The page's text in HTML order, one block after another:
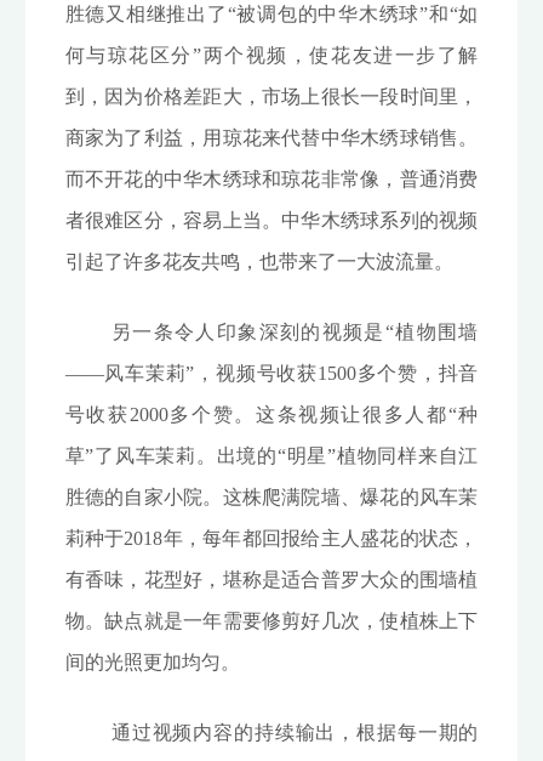
胜德又相继推出了“被调包的中华木绣球”和“如
何与琼花区分”两个视频，使花友进一步了解
到，因为价格差距大，市场上很长一段时间里，
商家为了利益，用琼花来代替中华木绣球销售。
而不开花的中华木绣球和琼花非常像，普通消费
者很难区分，容易上当。中华木绣球系列的视频
引起了许多花友共鸣，也带来了一大波流量。
另一条令人印象深刻的视频是“植物围墙
——风车茉莉”，视频号收获1500多个赞，抖音
号收获2000多个赞。这条视频让很多人都“种
草”了风车茉莉。出境的“明星”植物同样来自江
胜德的自家小院。这株爬满院墙、爆花的风车茉
莉种于2018年，每年都回报给主人盛花的状态，
有香味，花型好，堪称是适合普罗大众的围墙植
物。缺点就是一年需要修剪好几次，使植株上下
间的光照更加均匀。
通过视频内容的持续输出，根据每一期的